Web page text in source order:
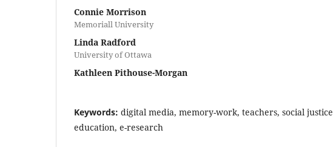
Connie Morrison
Memoriall University
Linda Radford
University of Ottawa
Kathleen Pithouse-Morgan
Keywords: digital media, memory-work, teachers, social justice
education, e-research